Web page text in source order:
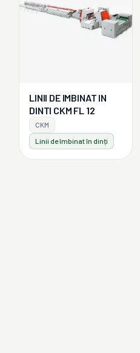
LINII DE IMBINAT IN
DINTI CKM FL 12
CKM
Linii de îmbinat în dinți